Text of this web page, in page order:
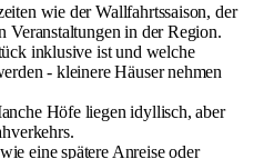
wie der Wallfahrtssaison, der
Veranstaltungen in der Region.
inklusive ist und welche
- kleinere Häuser nehmen
Höfe liegen idyllisch, aber
eine spätere Anreise oder